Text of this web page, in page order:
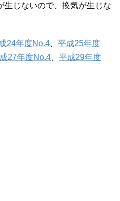
生じないので、換気が生じな
24年度No.4
平成25年度
27年度No.4
平成29年度